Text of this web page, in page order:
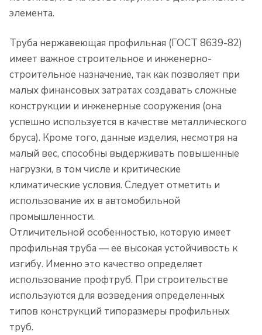
элемента.
Труба нержавеющая профильная (ГОСТ 8639-82)
имеет важное строительное и инженерно-
строительное назначение, так как позволяет при
малых финансовых затратах создавать сложные
конструкции и инженерные сооружения (она
успешно используется в качестве металлического
бруса). Кроме того, данные изделия, несмотря на
малый вес, способны выдерживать повышенные
нагрузки, в том числе и критические
климатические условия. Следует отметить и
использование их в автомобильной
промышленности.
Отличительной особенностью, которую имеет
профильная труба — ее высокая устойчивость к
изгибу. Именно это качество определяет
использование профтруб. При строительстве
используются для возведения определенных
типов конструкций типоразмеры профильных
труб.